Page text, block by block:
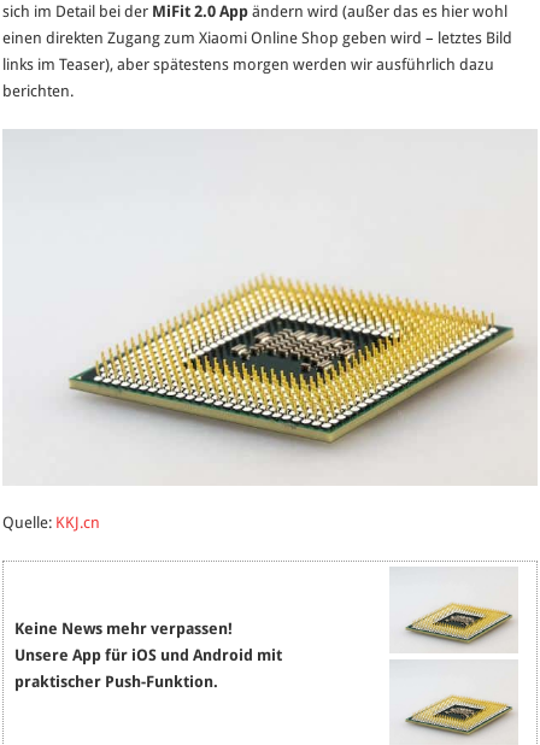
sich im Detail bei der MiFit 2.0 App ändern wird (außer das es hier wohl
einen direkten Zugang zum Xiaomi Online Shop geben wird – letztes Bild
links im Teaser), aber spätestens morgen werden wir ausführlich dazu
berichten.
Quelle: KKJ.cn
Keine News mehr verpassen!
Unsere App für iOS und Android mit
praktischer Push-Funktion.